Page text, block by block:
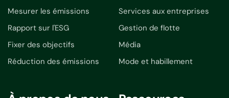
Mesurer les émissions
Rapport sur l'ESG
Fixer des objectifs
Réduction des émissions
Services aux entreprises
Gestion de flotte
Média
Mode et habillement